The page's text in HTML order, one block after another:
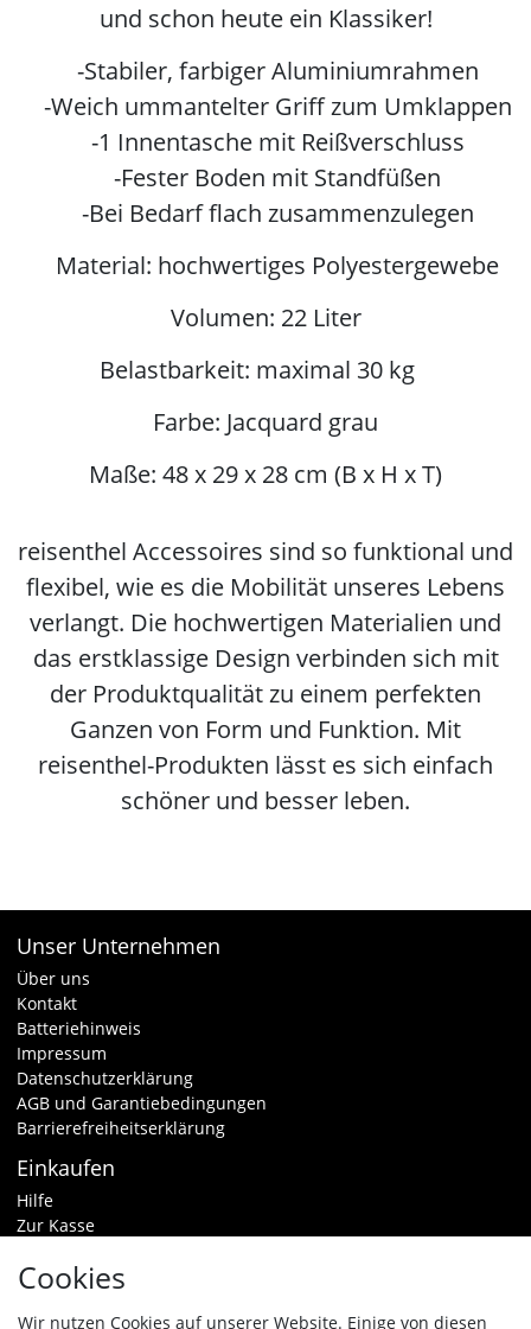
und schon heute ein Klassiker!
-Stabiler, farbiger Aluminiumrahmen
-Weich ummantelter Griff zum Umklappen
-1 Innentasche mit Reißverschluss
-Fester Boden mit Standfüßen
-Bei Bedarf flach zusammenzulegen
Material: hochwertiges Polyestergewebe
Volumen: 22 Liter
Belastbarkeit: maximal 30 kg
Farbe: Jacquard grau
Maße: 48 x 29 x 28 cm (B x H x T)
reisenthel Accessoires sind so funktional und
flexibel, wie es die Mobilität unseres Lebens
verlangt. Die hochwertigen Materialien und
das erstklassige Design verbinden sich mit
der Produktqualität zu einem perfekten
Ganzen von Form und Funktion. Mit
reisenthel-Produkten lässt es sich einfach
schöner und besser leben.
Unser Unternehmen
Über uns
Kontakt
Batteriehinweis
Impressum
Datenschutzerklärung
AGB und Garantiebedingungen
Barrierefreiheitserklärung
Einkaufen
Hilfe
Zur Kasse
Zahlungsarten & Versand
Cookies
Wir nutzen Cookies auf unserer Website. Einige von diesen